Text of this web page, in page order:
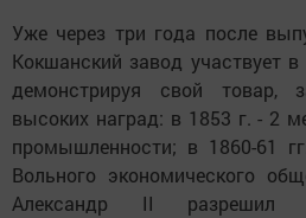
Уже через три года после
Кокшанский завод участвует
демонстрируя свой товар,
высоких наград: в 1853 г. - 2
промышленности; в 1860-61
Вольного экономического
Александр II разрешил